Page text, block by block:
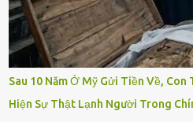
Sau 10 Năm Ở Mỹ Gửi Tiền Về,
Hiện Sự Thật Lạnh Người Trong